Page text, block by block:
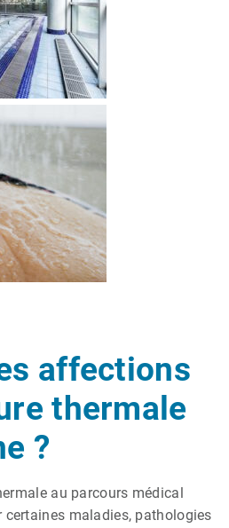
affections
thermale
?
au parcours médical
certaines maladies, pathologies